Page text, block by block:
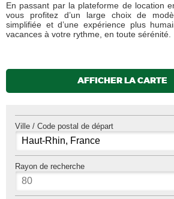
En passant par la plateforme de location
vous profitez d’un large choix de
simplifiée et d’une expérience plus
vacances à votre rythme, en toute sérénité.
AFFICHER LA CARTE
Ville / Code postal de départ
Rayon de recherche